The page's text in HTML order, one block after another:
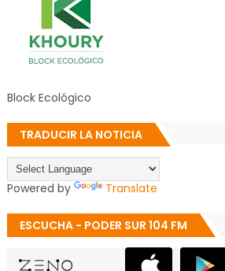
Block Ecológico
TRADUCIR LA NOTICIA
Powered by Translate
ESCUCHA - PODER SUR 104 FM